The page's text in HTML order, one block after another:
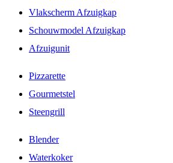
Vlakscherm Afzuigkap
Schouwmodel Afzuigkap
Afzuigunit
Pizzarette
Gourmetstel
Steengrill
Blender
Waterkoker